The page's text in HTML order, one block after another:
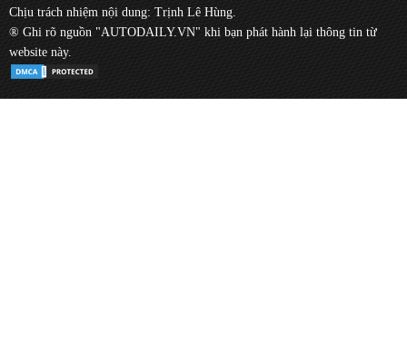
Chịu trách nhiệm nội dung: Trịnh Lê Hùng.
® Ghi rõ nguồn "AUTODAILY.VN" khi bạn phát hành lại thông tin từ
website này.